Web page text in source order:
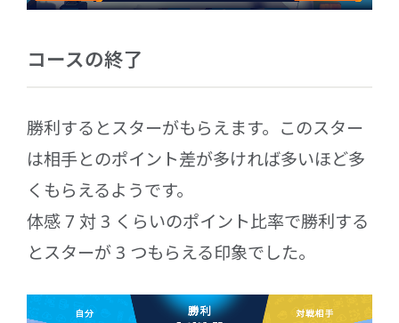
コースの終了
勝利するとスターがもらえます。このスター
は相手とのポイント差が多ければ多いほど多
くもらえるようです。
体感 7 対 3 くらいのポイント比率で勝利する
とスターが 3 つもらえる印象でした。